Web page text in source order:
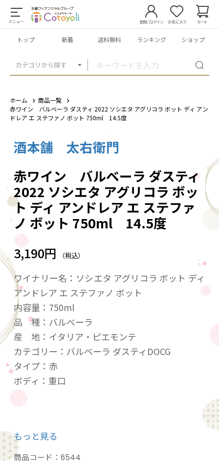
メニュー
カテゴリから探す
登録/ログイン お気に入り カート
トップ 新着 送料無料 ランキング ショップ
ホーム
商品一覧
赤ワイン バルベーラ ダスティ 2022 ソシエタ アグリコラ ボット ディ アン
ドレア エ ステファノ ボット 750ml 14.5度
酒本舗 太右衛門
赤ワイン バルベーラ ダスティ
2022 ソシエタ アグリコラ ボッ
ト ディ アンドレア エ ステファ
ノ ボット 750ml 14.5度
3,190円 （税込）
ワイナリー名：ソシエタ アグリコラ ボット ディ
アンドレア エ ステファノ ボット
内容量：750ml
品 種：バルべーラ
産 地：イタリア・ピエモンテ
カテゴリー：バルベーラ ダスティDOCG
タイプ：赤
ボディ：重口
バルベーラ種の力強さとエレガントさが楽しめ
る凝縮感のある味わいのフルボディ。カシスや
ダークチェリーの香りが楽しめます。
もっと見る
商品コード： 6544